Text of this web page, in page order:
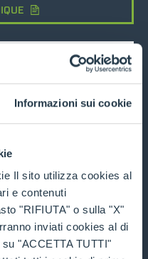
Informazioni sui cookie
Il sito utilizza cookies al
e contenuti
"RIFIUTA" o sulla "X"
inviati cookies al di
"ACCETTA TUTTI"
COMPARER